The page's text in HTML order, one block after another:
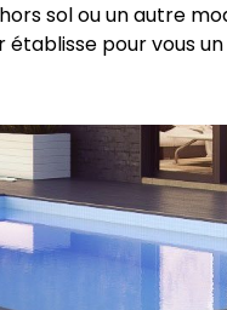
sol ou un autre
établisse pour vous